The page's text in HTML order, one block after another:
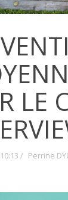
LE
/ Perrine